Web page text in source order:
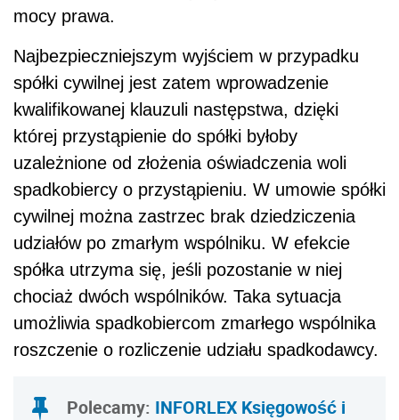
mocy prawa.
Najbezpieczniejszym wyjściem w przypadku
spółki cywilnej jest zatem wprowadzenie
kwalifikowanej klauzuli następstwa, dzięki
której przystąpienie do spółki byłoby
uzależnione od złożenia oświadczenia woli
spadkobiercy o przystąpieniu. W umowie spółki
cywilnej można zastrzec brak dziedziczenia
udziałów po zmarłym wspólniku. W efekcie
spółka utrzyma się, jeśli pozostanie w niej
chociaż dwóch wspólników. Taka sytuacja
umożliwia spadkobiercom zmarłego wspólnika
roszczenie o rozliczenie udziału spadkodawcy.
Polecamy: INFORLEX Księgowość i